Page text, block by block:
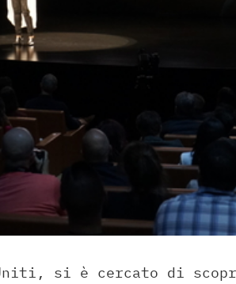
si è cercato di